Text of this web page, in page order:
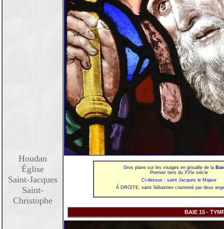
Houdan
Église
Saint-Jacques
Saint-
Christophe
Gros plans sur les visages en grisaille de la
Premier tiers du XVIe siècle
Ci-dessus : saint Jacques le Majeur
À DROITE, saint Sébastien couronné par deux
BAIE 15 -